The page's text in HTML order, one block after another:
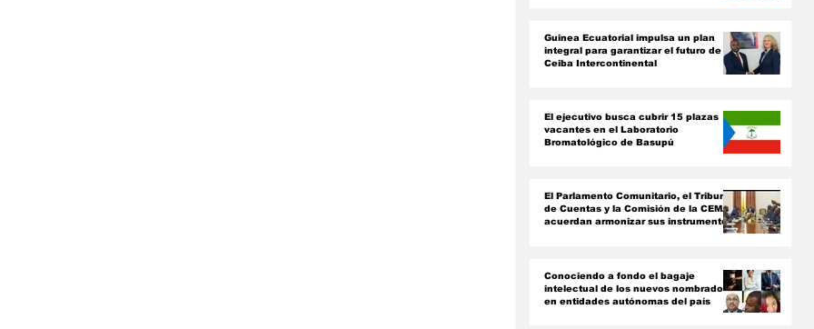
Guinea Ecuatorial impulsa un plan
integral para garantizar el futuro de
Ceiba Intercontinental
El ejecutivo busca cubrir 15 plazas
vacantes en el Laboratorio
Bromatológico de Basupú
El Parlamento Comunitario, el Tribunal
de Cuentas y la Comisión de la CEMAC
acuerdan armonizar sus instrumentos
Conociendo a fondo el bagaje
intelectual de los nuevos nombrados
en entidades autónomas del país ‎